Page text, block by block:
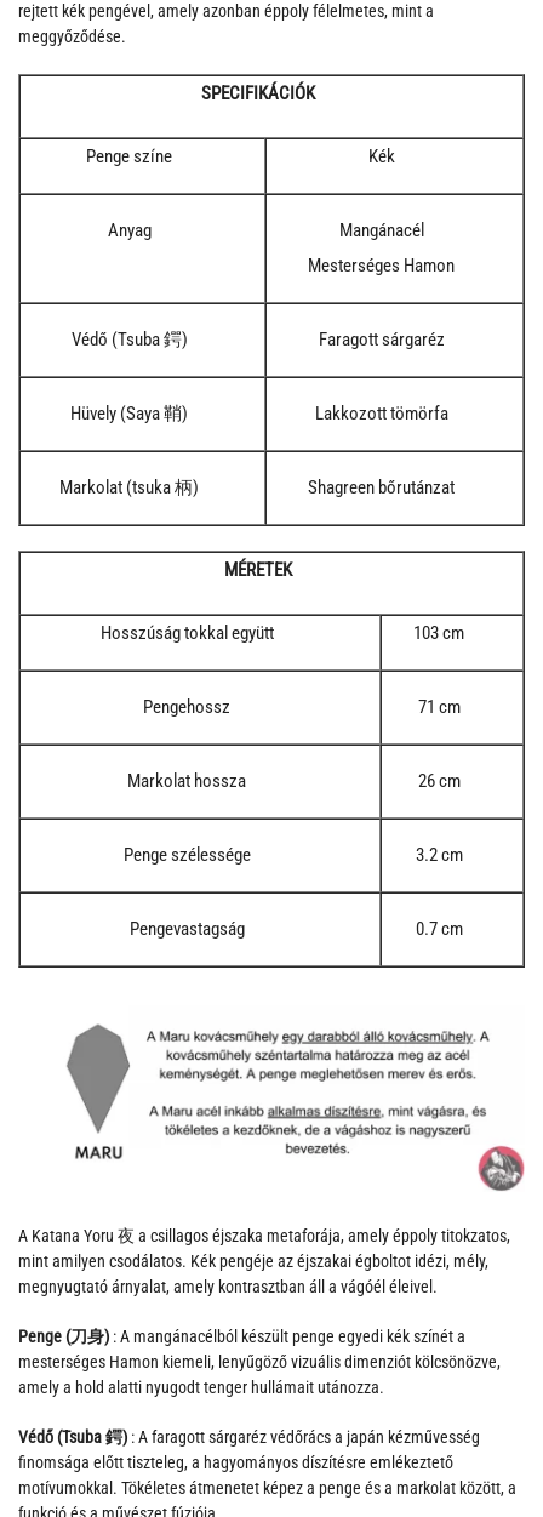
rejtett kék pengével, amely azonban éppoly félelmetes, mint a
meggyőződése.
SPECIFIKÁCIÓK
Penge színe Kék
Anyag
Mangánacél
Mesterséges Hamon
Védő (Tsuba 鍔) Faragott sárgaréz
Hüvely (Saya 鞘) Lakkozott tömörfa
Markolat (tsuka 柄) Shagreen bőrutánzat
MÉRETEK
Hosszúság tokkal együtt 103 cm
Pengehossz 71 cm
Markolat hossza 26 cm
Penge szélessége 3.2 cm
Pengevastagság 0.7 cm
A Katana Yoru 夜 a csillagos éjszaka metaforája, amely éppoly titokzatos,
mint amilyen csodálatos. Kék pengéje az éjszakai égboltot idézi, mély,
megnyugtató árnyalat, amely kontrasztban áll a vágóél éleivel.
Penge (刀身) : A mangánacélból készült penge egyedi kék színét a
mesterséges Hamon kiemeli, lenyűgöző vizuális dimenziót kölcsönözve,
amely a hold alatti nyugodt tenger hullámait utánozza.
Védő (Tsuba 鍔) : A faragott sárgaréz védőrács a japán kézművesség
finomsága előtt tiszteleg, a hagyományos díszítésre emlékeztető
motívumokkal. Tökéletes átmenetet képez a penge és a markolat között, a
funkció és a művészet fúziója.